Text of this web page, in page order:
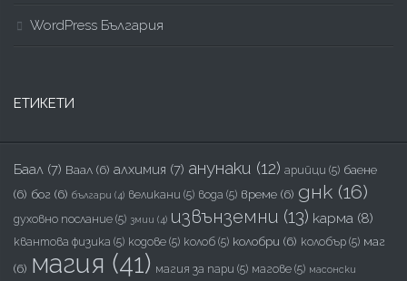
WordPress България
ЕТИКЕТИ
Баал (7) Ваал (6) алхимия (7) анунаки (12) арийци (5) баене
(6) бог (6) българи (4) великани (5) вода (5) време (6) днк (16)
духовно послание (5) змии (4) извънземни (13) карма (8)
квантова физика (5) кодове (5) колоб (5) колобри (6) колобър (5) маг
(6) магия (41) магия за пари (5) магове (5) масонски